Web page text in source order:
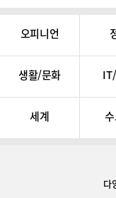
오피니언
생활/문화
세계
다